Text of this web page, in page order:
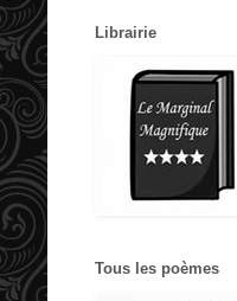
Librairie
Tous les poèmes